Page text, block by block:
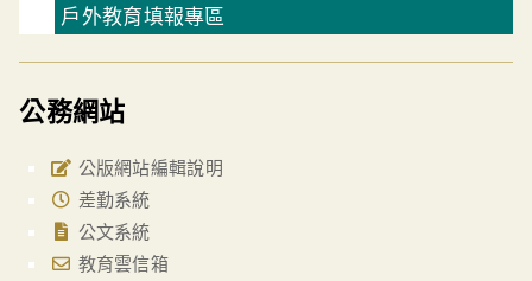
戶外教育填報專區
公務網站
公版網站編輯說明
差勤系統
公文系統
教育雲信箱